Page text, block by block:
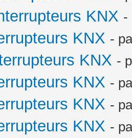
KNX -
KNX -
KNX -
KNX -
KNX -
KNX -